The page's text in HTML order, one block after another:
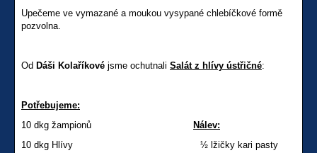
Upečeme ve vymazané a moukou vysypané chlebíčkové formě
pozvolna.
Od Dáši Kolaříkové jsme ochutnali Salát z hlívy ústřičné:
Potřebujeme:
10 dkg žampionů
Nálev:
10 dkg Hlívy ½ lžičky kari pasty